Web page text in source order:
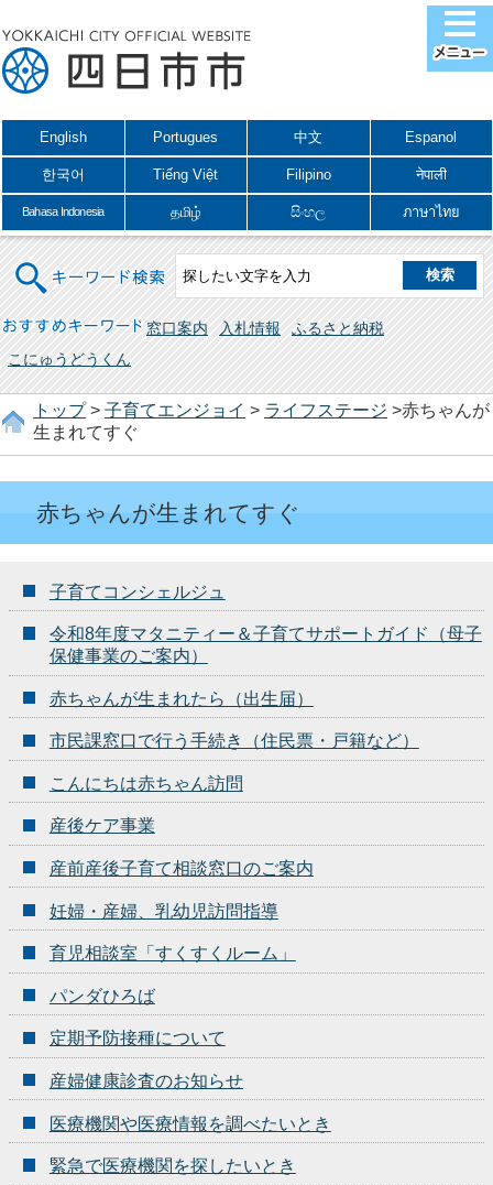
English Portugues 中文 Espanol
한국어 Tiếng Việt Filipino नेपाली
Bahasa Indonesia தமிழ் සිංහල ภาษาไทย
キーワード検索
おすすめキーワード 窓口案内 入札情報
ふるさと納税
こにゅうどうくん
トップ> 子育てエンジョイ > ライフステージ >赤ちゃんが
生まれてすぐ
赤ちゃんが生まれてすぐ
子育てコンシェルジュ
令和8年度マタニティー＆子育てサポートガイド（母子
保健事業のご案内）
赤ちゃんが生まれたら（出生届）
市民課窓口で行う手続き（住民票・戸籍など）
こんにちは赤ちゃん訪問
産後ケア事業
産前産後子育て相談窓口のご案内
妊婦・産婦、乳幼児訪問指導
育児相談室「すくすくルーム」
パンダひろば
定期予防接種について
産婦健康診査のお知らせ
医療機関や医療情報を調べたいとき
緊急で医療機関を探したいとき